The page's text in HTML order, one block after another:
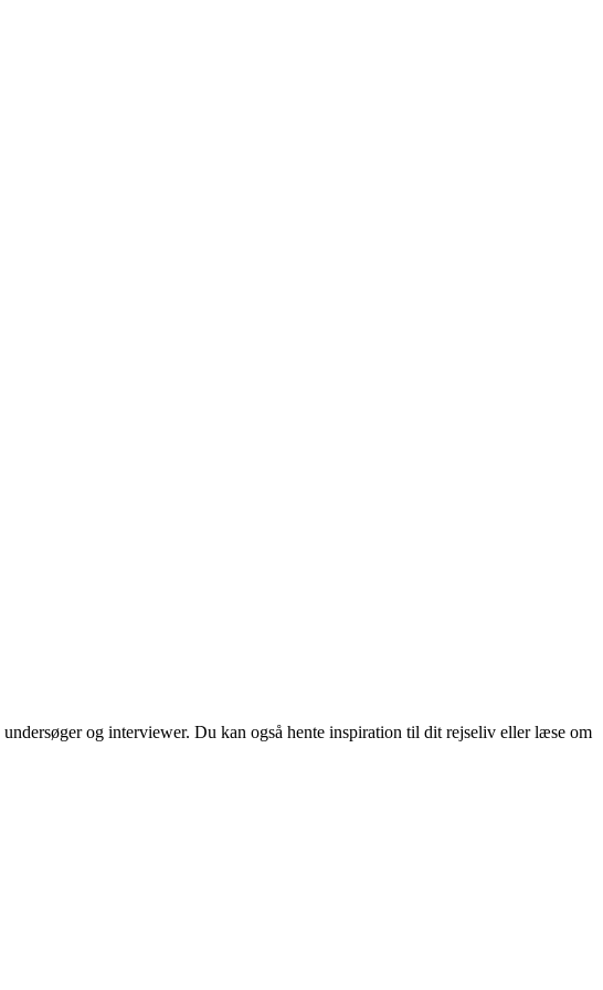
og interviewer. Du kan også hente inspiration til dit rejseliv eller læse om